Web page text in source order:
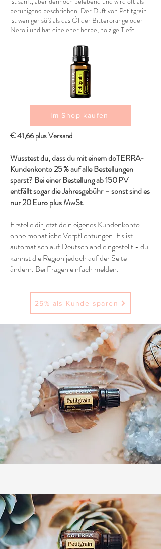
beruhigend beschrieben. Der Duft von Petitgrain
ist weniger süß als das Öl der Bitterorange oder
Neroli und hat eine eher herbe, holzige Tiefe.
Im Shop kaufen
€ 41,66 plus Versand
Wusstest du, dass du mit einem doTERRA-
Kundenkonto 25 % auf alle Bestellungen
sparst? Bei einer Bestellung ab 150 PV
entfällt sogar die Jahresgebühr – sonst sind es
nur 20 Euro plus MwSt.
Erstelle dir jetzt dein eigenes Kundenkonto
ohne monatliche Verpflichtungen. Es ist
automatisch auf Deutschland eingestellt - du
kannst die Region jedoch auf der Seite
ändern. Bei Fragen einfach melden.
25% als Kunde sparen